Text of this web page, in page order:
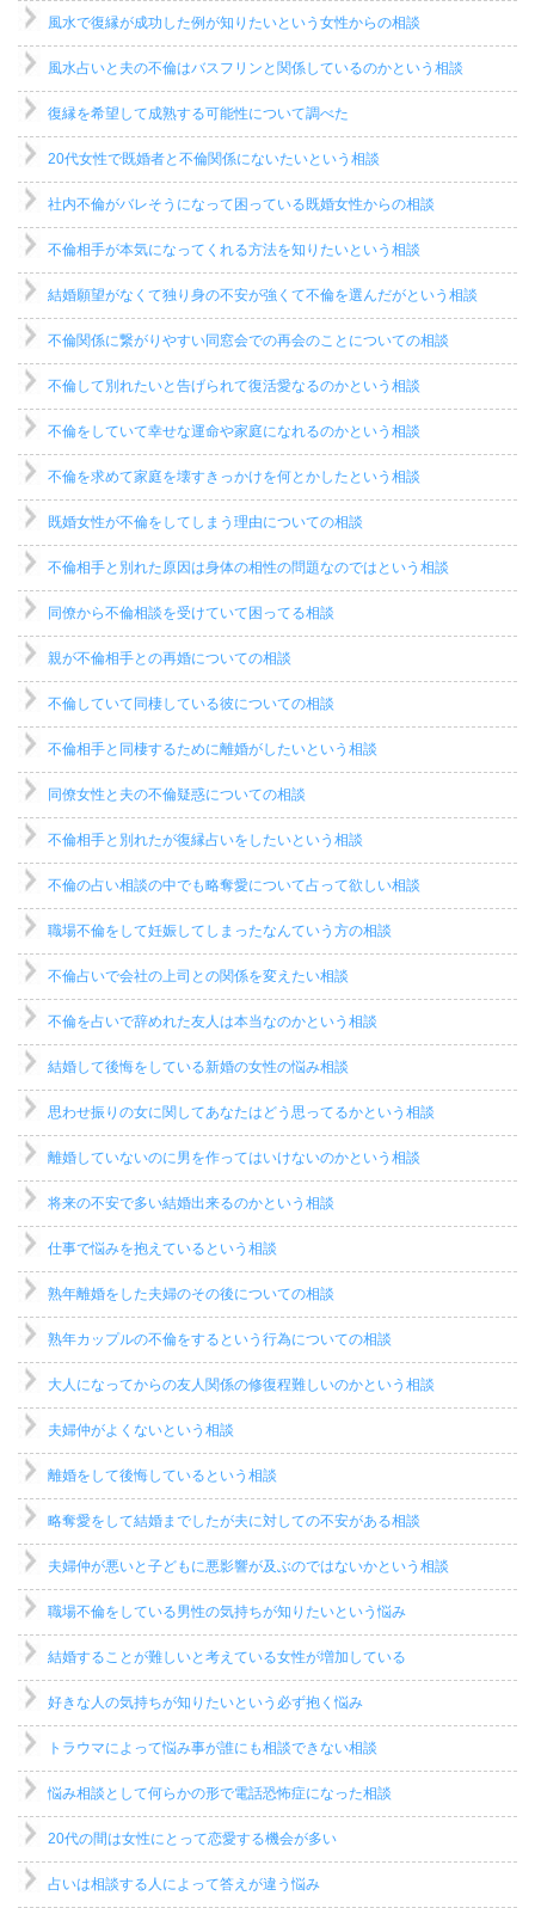
風水で復縁が成功した例が知りたいという女性からの相談
風水占いと夫の不倫はバスフリンと関係しているのかという相談
復縁を希望して成熟する可能性について調べた
20代女性で既婚者と不倫関係にないたいという相談
社内不倫がバレそうになって困っている既婚女性からの相談
不倫相手が本気になってくれる方法を知りたいという相談
結婚願望がなくて独り身の不安が強くて不倫を選んだがという相談
不倫関係に繋がりやすい同窓会での再会のことについての相談
不倫して別れたいと告げられて復活愛なるのかという相談
不倫をしていて幸せな運命や家庭になれるのかという相談
不倫を求めて家庭を壊すきっかけを何とかしたという相談
既婚女性が不倫をしてしまう理由についての相談
不倫相手と別れた原因は身体の相性の問題なのではという相談
同僚から不倫相談を受けていて困ってる相談
親が不倫相手との再婚についての相談
不倫していて同棲している彼についての相談
不倫相手と同棲するために離婚がしたいという相談
同僚女性と夫の不倫疑惑についての相談
不倫相手と別れたが復縁占いをしたいという相談
不倫の占い相談の中でも略奪愛について占って欲しい相談
職場不倫をして妊娠してしまったなんていう方の相談
不倫占いで会社の上司との関係を変えたい相談
不倫を占いで辞めれた友人は本当なのかという相談
結婚して後悔をしている新婚の女性の悩み相談
思わせ振りの女に関してあなたはどう思ってるかという相談
離婚していないのに男を作ってはいけないのかという相談
将来の不安で多い結婚出来るのかという相談
仕事で悩みを抱えているという相談
熟年離婚をした夫婦のその後についての相談
熟年カップルの不倫をするという行為についての相談
大人になってからの友人関係の修復程難しいのかという相談
夫婦仲がよくないという相談
離婚をして後悔しているという相談
略奪愛をして結婚までしたが夫に対しての不安がある相談
夫婦仲が悪いと子どもに悪影響が及ぶのではないかという相談
職場不倫をしている男性の気持ちが知りたいという悩み
結婚することが難しいと考えている女性が増加している
好きな人の気持ちが知りたいという必ず抱く悩み
トラウマによって悩み事が誰にも相談できない相談
悩み相談として何らかの形で電話恐怖症になった相談
20代の間は女性にとって恋愛する機会が多い
占いは相談する人によって答えが違う悩み